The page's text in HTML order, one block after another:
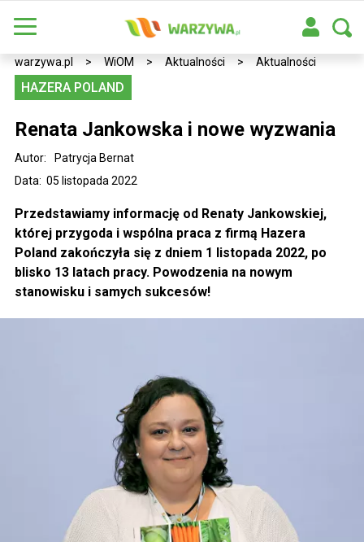
warzywa.pl > WiOM > Aktualności > Aktualności
HAZERA POLAND
Renata Jankowska i nowe wyzwania
Data: 05 listopada 2022
Autor: Patrycja Bernat
Przedstawiamy informację od Renaty Jankowskiej,
której przygoda i wspólna praca z firmą Hazera
Poland zakończyła się z dniem 1 listopada 2022, po
blisko 13 latach pracy. Powodzenia na nowym
stanowisku i samych sukcesów!